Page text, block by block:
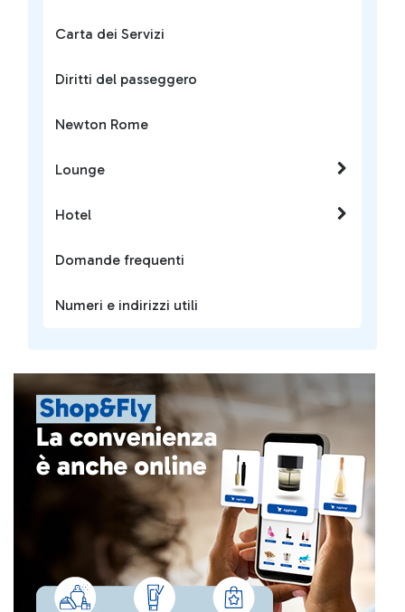
Carta dei Servizi
Diritti del passeggero
Newton Rome
Lounge
Hotel
Domande frequenti
Numeri e indirizzi utili